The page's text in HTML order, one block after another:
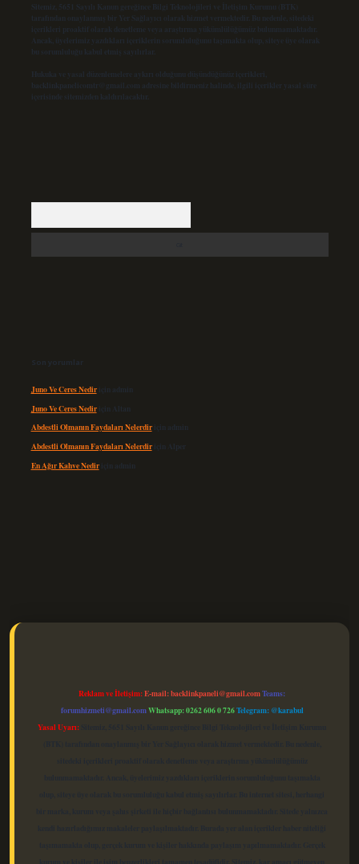
Sitemiz, 5651 Sayılı Kanun gereğince Bilgi Teknolojileri ve İletişim Kurumu (BTK)
tarafından onaylanmış bir Yer Sağlayıcı olarak hizmet vermektedir. Bu nedenle, sitedeki
içerikleri proaktif olarak denetleme veya araştırma yükümlülüğümüz bulunmamaktadır.
Ancak, üyelerimiz yazdıkları içeriklerin sorumluluğunu taşımakta olup, siteye üye olarak
bu sorumluluğu kabul etmiş sayılırlar.
Hukuka ve yasal düzenlemelere aykırı olduğunu düşündüğünüz içerikleri,
backlinkpanelicomtr@gmail.com adresine bildirmeniz halinde, ilgili içerikler yasal süre
içerisinde sitemizden kaldırılacaktır.
Son yorumlar
Juno Ve Ceres Nediriçin admin
Juno Ve Ceres Nediriçin Altan
Abdestli Olmanın Faydaları Nelerdiriçin admin
Abdestli Olmanın Faydaları Nelerdiriçin Alper
En Ağır Kahve Nediriçin admin
Reklam ve İletişim:E-mail:backlinkpaneli@gmail.comTeams:
forumhizmeti@gmail.comWhatsapp: 0262 606 0 726Telegram: @karabul
Yasal Uyarı: